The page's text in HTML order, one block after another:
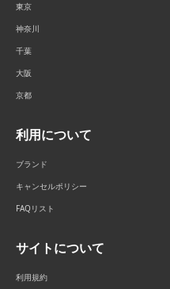
東京
神奈川
千葉
大阪
京都
利用について
ブランド
キャンセルポリシー
FAQリスト
サイトについて
利用規約